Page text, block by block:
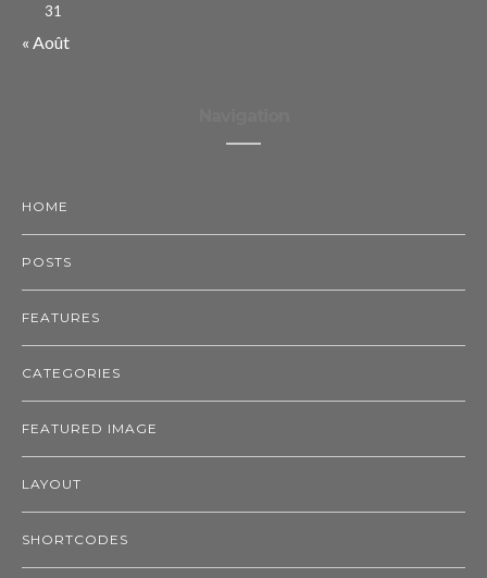
31
« Août
HOME
POSTS
FEATURES
CATEGORIES
FEATURED IMAGE
LAYOUT
SHORTCODES